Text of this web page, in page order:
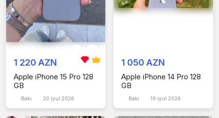
1 220 AZN
Apple iPhone 15 Pro 128
GB
Bakı 20 iyul 2026
1 050 AZN
Apple iPhone 14 Pro 128
GB
Bakı 19 iyul 2026